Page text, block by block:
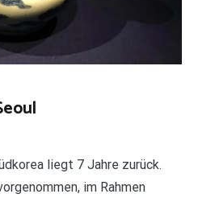
liegt 7 Jahre zurück.
im Rahmen